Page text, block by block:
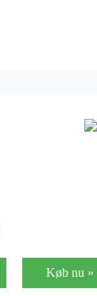
Køb nu »